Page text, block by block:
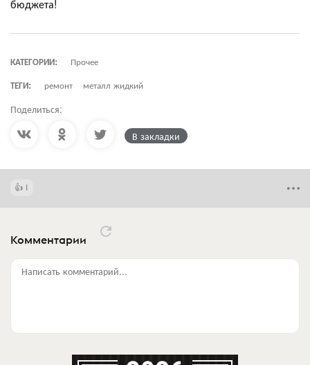
бюджета!
КАТЕГОРИИ:
Прочее
ТЕГИ:
ремонт металл жидкий
Поделиться:
В закладки
1
Комментарии
Написать комментарий...